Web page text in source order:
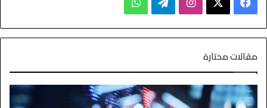
مقالات مختارة